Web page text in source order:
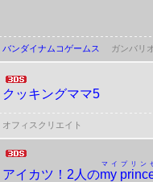
バンダイナムコゲームス ガンバリ
クッキングママ5
オフィスクリエイト
アイカツ！2人のmy
マイプリン